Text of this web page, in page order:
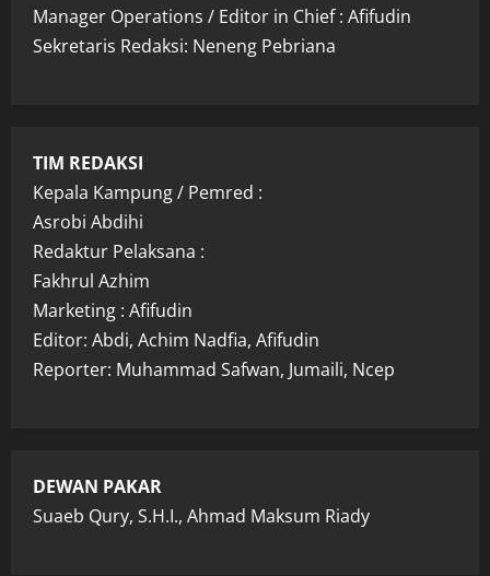
Manager Operations / Editor in Chief : Afifudin
Sekretaris Redaksi: Neneng Pebriana
TIM REDAKSI
Kepala Kampung / Pemred :
Asrobi Abdihi
Redaktur Pelaksana :
Fakhrul Azhim
Marketing : Afifudin
Editor: Abdi, Achim Nadfia, Afifudin
Reporter: Muhammad Safwan, Jumaili, Ncep
DEWAN PAKAR
Suaeb Qury, S.H.I., Ahmad Maksum Riady